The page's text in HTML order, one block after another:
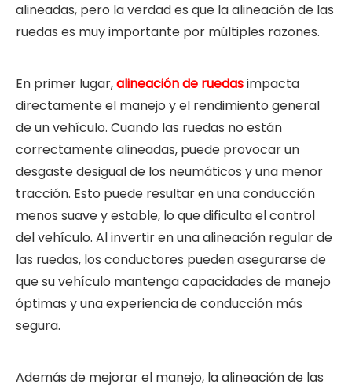
alineadas, pero la verdad es que la alineación de las
ruedas es muy importante por múltiples razones.
En primer lugar,alineación de ruedasimpacta
directamente el manejo y el rendimiento general
de un vehículo. Cuando las ruedas no están
correctamente alineadas, puede provocar un
desgaste desigual de los neumáticos y una menor
tracción. Esto puede resultar en una conducción
menos suave y estable, lo que dificulta el control
del vehículo. Al invertir en una alineación regular de
las ruedas, los conductores pueden asegurarse de
que su vehículo mantenga capacidades de manejo
óptimas y una experiencia de conducción más
segura.
Además de mejorar el manejo, la alineación de las